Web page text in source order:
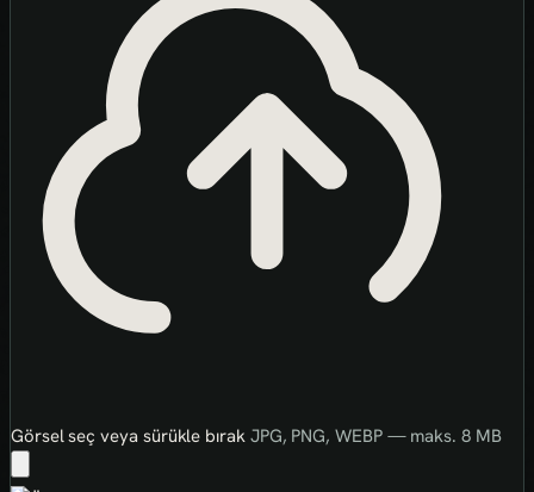
Görsel seç veya sürükle bırak JPG, PNG, WEBP — maks. 8 MB